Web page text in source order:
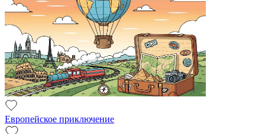
Европейское приключение